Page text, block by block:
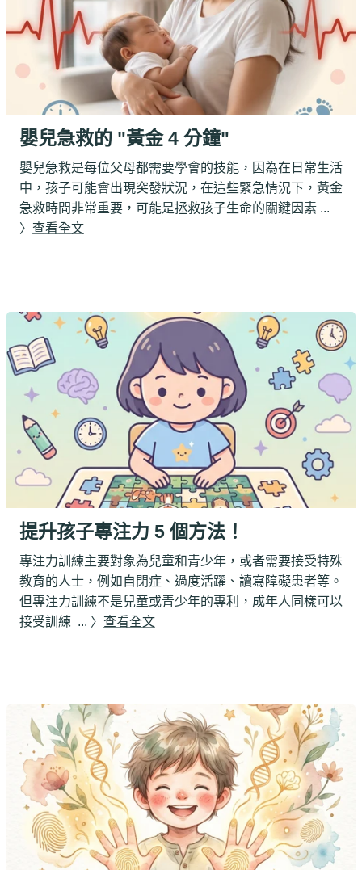
嬰兒急救的 "黃金 4 分鐘"
嬰兒急救是每位父母都需要學會的技能，因為在日常生活
中，孩子可能會出現突發狀況，在這些緊急情況下， 黃金
急救時間非常重要，可能是拯救孩子生命的關鍵因素 ...
〉 查看全文
提升孩子專注力 5 個方法！
專注力訓練主要對象為兒童和青少年，或者需要接受特殊
教育的人士，例如自閉症、過度活躍、讀寫障礙患者等。
但專注力訓練不是兒童或青少年的專利，成年人同樣可以
接受訓練 ... 〉 查看全文